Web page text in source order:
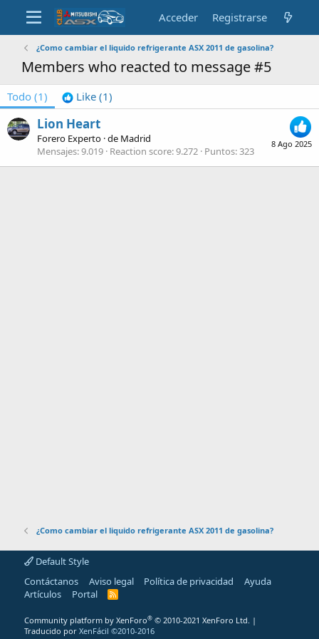
Acceder Registrarse
¿Como cambiar el liquido refrigerante ASX 2011 de gasolina?
Members who reacted to message #5
Todo (1) Like (1)
8 Ago 2025
Lion Heart
Forero Experto ·de Madrid
Mensajes 9.019 Reaction score 9.272 Puntos 323
¿Como cambiar el liquido refrigerante ASX 2011 de gasolina?
Default Style
Contáctanos
Aviso legal Política de privacidad
Ayuda
Artículos
Portal
R
Community platform by XenForo® © 2010-2021 XenForo Ltd. |
Traducido por XenFácil ©2010-2016